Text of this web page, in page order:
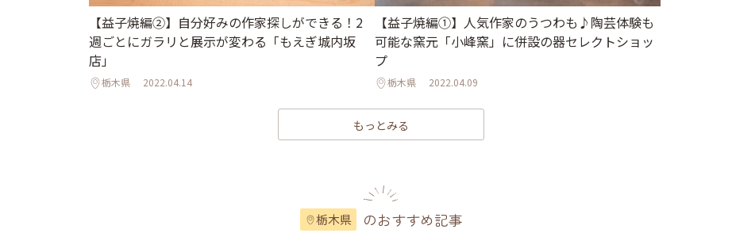
【益子焼編②】自分好みの作家探しができる！2
週ごとにガラリと展示が変わる「もえぎ城内坂
店」
栃木県 2022.04.14
【益子焼編①】人気作家のうつわも♪陶芸体験も
可能な窯元「小峰窯」に併設の器セレクトショッ
プ
栃木県 2022.04.09
もっとみる
栃木県 のおすすめ記事